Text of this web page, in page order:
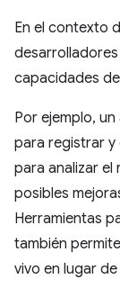
En el contexto
capacidades
Por ejemplo,
para registrar y
para analizar
posibles
Herramientas
también
vivo en lugar